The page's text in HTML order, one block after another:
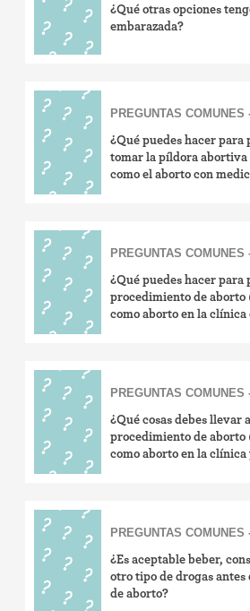
¿Qué otras opciones
embarazada?
PREGUNTAS
¿Qué puedes hacer
tomar la píldora
como el aborto con
PREGUNTAS
¿Qué puedes hacer
procedimiento de aborto
como aborto en la
PREGUNTAS
¿Qué cosas debes llevar
procedimiento de aborto
como aborto en la
PREGUNTAS
¿Es aceptable beber,
otro tipo de drogas
de aborto?